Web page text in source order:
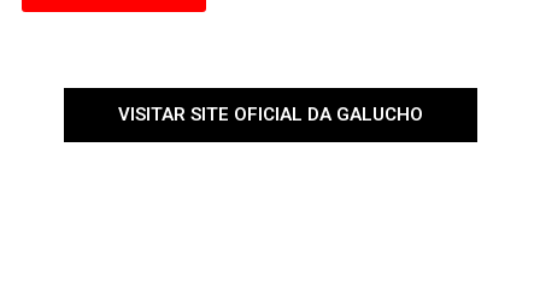
VISITAR SITE OFICIAL DA GALUCHO